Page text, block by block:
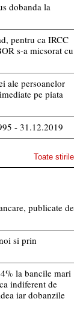
dobanda la
pentru ca IRCC
s-a micsorat cu
ale persoanelor
pe piata
- 31.12.2019
Toate stirile
publicate de
si prin
la bancile mari
indiferent de
iar dobanzile